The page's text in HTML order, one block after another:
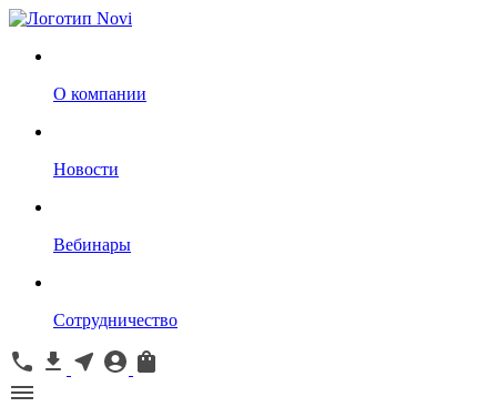
О компании
Новости
Вебинары
Сотрудничество